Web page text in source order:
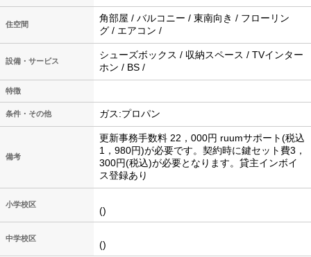
住空間
角部屋 / バルコニー / 東南向き / フローリン
グ / エアコン /
設備・サービス
シューズボックス / 収納スペース / TVインター
ホン / BS /
特徴
条件・その他 ガス:プロパン
備考
更新事務手数料 22，000円 ruumサポート(税込
1，980円)が必要です。契約時に鍵セット費3，
300円(税込)が必要となります。貸主インボイ
ス登録あり
小学校区
()
中学校区
()